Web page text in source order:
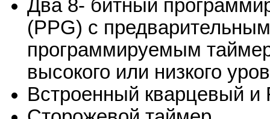
Два 8- битный
(PPG) с
программируемым
высокого или низкого
Встроенный кварцевый и